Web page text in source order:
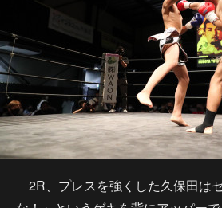
2R、プレスを強くした久保田は